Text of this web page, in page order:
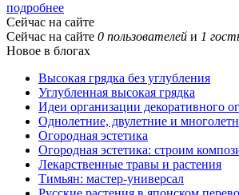
подробнее
Сейчас на сайте
Сейчас на сайте 0 пользователей и 1
Новое в блогах
Высокая грядка без углубления
Углубленная высокая грядка
Идеи организации декоративного
Однолетние, двулетние и
Огородная эстетика
Огородная эстетика: строим
Лекарственные травы и растения
Тимьян: мастер-универсал